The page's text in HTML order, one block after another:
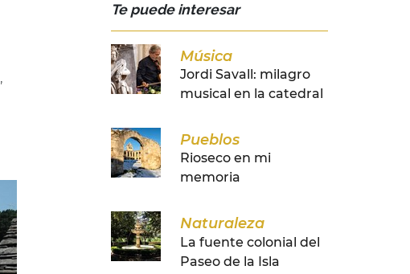
Te puede interesar
Música
Jordi Savall: milagro
musical en la catedral
Pueblos
Rioseco en mi
memoria
Naturaleza
La fuente colonial del
Paseo de la Isla